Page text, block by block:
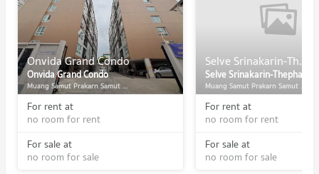
Onvida Grand Condo
Onvida Grand Condo
Muang Samut Prakarn Samut Prakarn
For rent at
no room for rent
For sale at
no room for sale
Selve Srinakarin-Thepharak
Muang Samut Prakarn Samut Prakarn
For rent at
no room for rent
For sale at
no room for sale